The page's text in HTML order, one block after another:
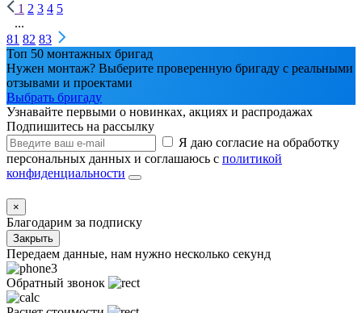
1 2 3 4 5
...
81 82 83
Топ 50 монтажных бригад
Нужен монтаж? Выберите проверенную бригаду с реальными
отзывами и проектами
Выбрать бригаду
Узнавайте первыми о новинках, акциях и распродажах
Подпишитесь на рассылку
Я даю согласие на обработку
персональных данных и соглашаюсь с политикой
конфиденциальности
×
Благодарим за подписку
Закрыть
Передаем данные, нам нужно несколько секунд
Обратный звонок